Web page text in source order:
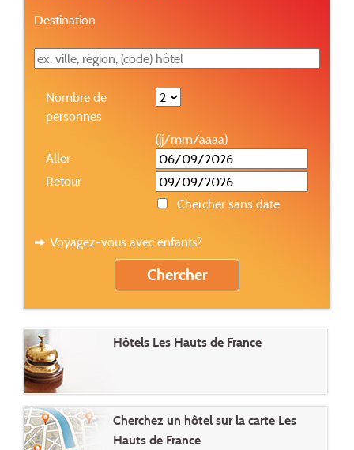
Destination
Nombre de
personnes
(jj/mm/aaaa)
Aller
Retour
Chercher sans date
Voyagez-vous avec enfants?
Hôtels Les Hauts de France
Cherchez un hôtel sur la carte Les
Hauts de France